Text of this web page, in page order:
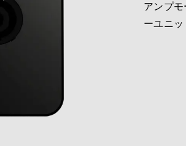
アンプ
ーユニッ